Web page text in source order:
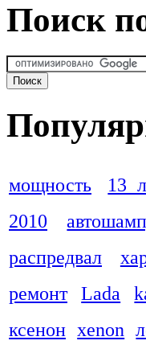
Поиск
мощность 13
2010
распредвал
ремонт
Lada
ксенон xenon